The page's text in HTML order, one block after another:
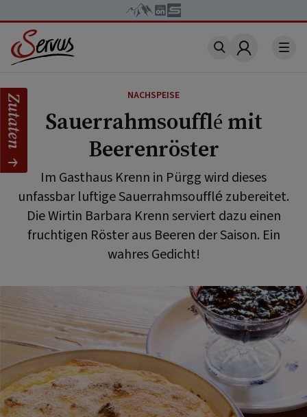
Account
NACHSPEISE
Sauerrahmsoufflé mit
Beerenröster
Im Gasthaus Krenn in Pürgg wird dieses
unfassbar luftige Sauerrahmsoufflé zubereitet.
Die Wirtin Barbara Krenn serviert dazu einen
fruchtigen Röster aus Beeren der Saison. Ein
wahres Gedicht!
Zutaten